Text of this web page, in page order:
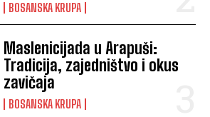
BOSANSKA KRUPA
Maslenicijada u Arapuši:
Tradicija, zajedništvo i okus
zavičaja
BOSANSKA KRUPA